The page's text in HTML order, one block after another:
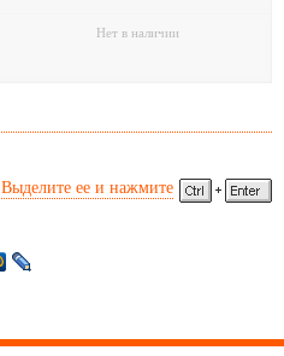
Нет в наличии
Выделите ее и нажмите